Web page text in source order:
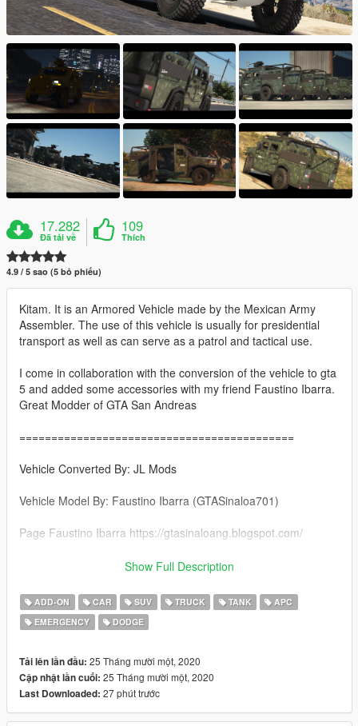
17.282
Đã tải về
109
Thích
4.9 / 5 sao (5 bỏ phiếu)
Kitam. It is an Armored Vehicle made by the Mexican Army
Assembler. The use of this vehicle is usually for presidential
transport as well as can serve as a patrol and tactical use.
I come in collaboration with the conversion of the vehicle to gta
5 and added some accessories with my friend Faustino Ibarra.
Great Modder of GTA San Andreas
===========================================
Vehicle Converted By: JL Mods
Vehicle Model By: Faustino Ibarra (GTASinaloa701)
Page Faustino Ibarra https://gtasinaloang.blogspot.com/
===========================================
Features
-Good Collision in the vehicle
-1 Driver 8 Passengers
-Good Driving
-DirtMapped
-Hands On Steering Wheel
-2 Extras
Show Full Description
ADD-ON CAR SUV TRUCK TANK
APC
EMERGENCY
DODGE
Tải lên lần đầu: 25 Tháng mười một, 2020
Cập nhật lần cuối: 25 Tháng mười một, 2020
Last Downloaded: 27 phút trước